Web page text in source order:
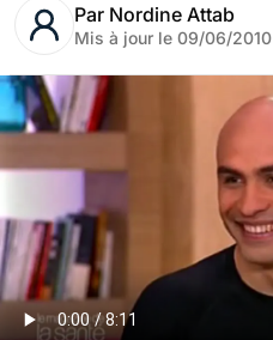
Par Nordine Attab
Mis à jour le 09/06/2010